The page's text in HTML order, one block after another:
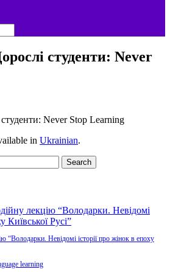
студенти: Never
in Ukrainian.
“Володарки. Невідомі історії про жінок в епоху
learning